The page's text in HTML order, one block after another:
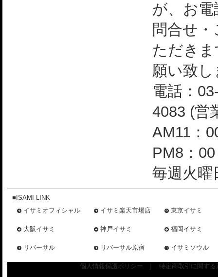
が、お
問合せ
ただき
願い致
電話：
4083 (営
AM11：
PM8：
毎週火曜
■ISAMI LINK
イサミオフィシャル
イサミ楽天市場店 東京イサミ
大阪イサミ 神戸イサミ 福岡イサミ
リバーサル リバーサル原宿 イサミソウル
個人情報保護ポリシー 特定商取引に関す